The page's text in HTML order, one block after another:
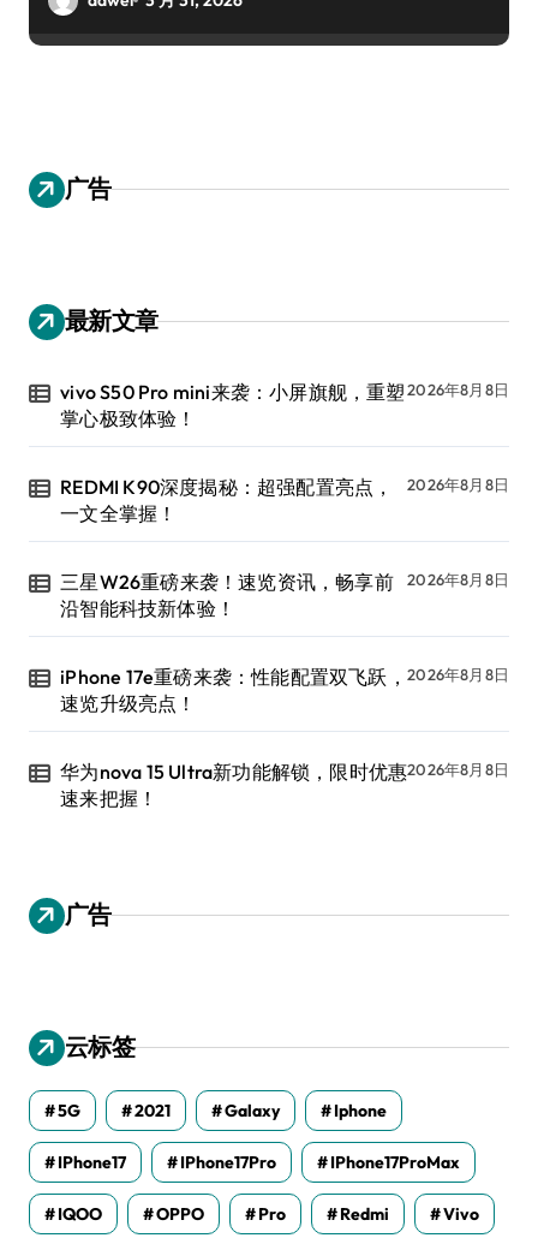
广告
最新文章
vivo S50 Pro mini来袭：小屏旗舰，重塑
掌心极致体验！
2026年8月8日
REDMI K90深度揭秘：超强配置亮点，
一文全掌握！
2026年8月8日
三星W26重磅来袭！速览资讯，畅享前
沿智能科技新体验！
2026年8月8日
iPhone 17e重磅来袭：性能配置双飞跃，
速览升级亮点！
2026年8月8日
华为nova 15 Ultra新功能解锁，限时优惠
速来把握！
2026年8月8日
广告
云标签
5G 2021 Galaxy Iphone
IPhone17 IPhone17Pro IPhone17ProMax
IQOO OPPO Pro Redmi Vivo